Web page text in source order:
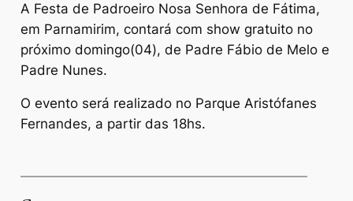
A Festa de Padroeiro Nosa Senhora de Fátima,
em Parnamirim, contará com show gratuito no
próximo domingo(04), de Padre Fábio de Melo e
Padre Nunes.
O evento será realizado no Parque Aristófanes
Fernandes, a partir das 18hs.